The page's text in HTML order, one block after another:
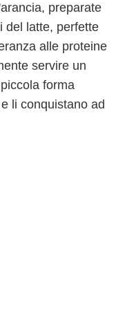
preparate
del latte, perfette
alle proteine
servire un
forma
li conquistano ad